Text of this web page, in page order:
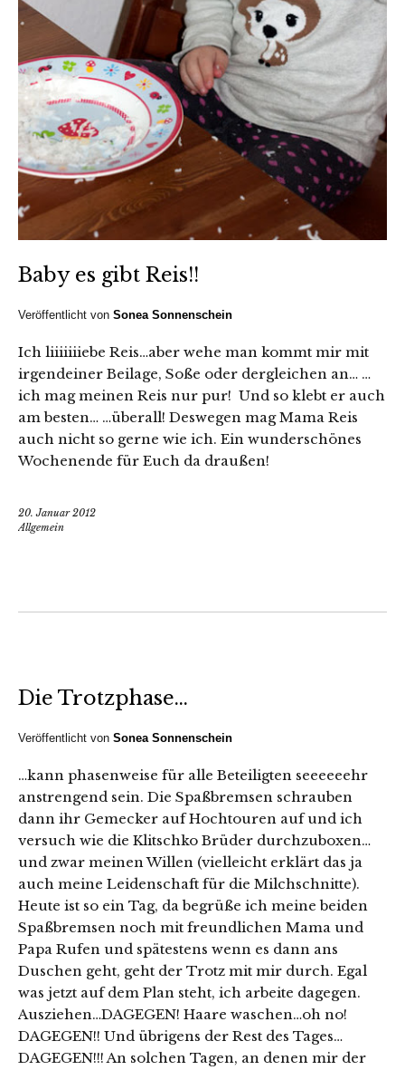
Baby es gibt Reis!!
Veröffentlicht von Sonea Sonnenschein
Ich liiiiiiiebe Reis…aber wehe man kommt mir mit
irgendeiner Beilage, Soße oder dergleichen an… …
ich mag meinen Reis nur pur! Und so klebt er auch
am besten… …überall! Deswegen mag Mama Reis
auch nicht so gerne wie ich. Ein wunderschönes
Wochenende für Euch da draußen!
20. Januar 2012
Allgemein
Die Trotzphase…
Veröffentlicht von Sonea Sonnenschein
…kann phasenweise für alle Beteiligten seeeeeehr
anstrengend sein. Die Spaßbremsen schrauben
dann ihr Gemecker auf Hochtouren auf und ich
versuch wie die Klitschko Brüder durchzuboxen…
und zwar meinen Willen (vielleicht erklärt das ja
auch meine Leidenschaft für die Milchschnitte).
Heute ist so ein Tag, da begrüße ich meine beiden
Spaßbremsen noch mit freundlichen Mama und
Papa Rufen und spätestens wenn es dann ans
Duschen geht, geht der Trotz mit mir durch. Egal
was jetzt auf dem Plan steht, ich arbeite dagegen.
Ausziehen…DAGEGEN! Haare waschen…oh no!
DAGEGEN!! Und übrigens der Rest des Tages…
DAGEGEN!!! An solchen Tagen, an denen mir der